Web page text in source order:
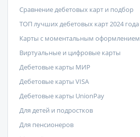
Сравнение дебетовых карт и подбор
ТОП лучших дебетовых карт 2024 года
Карты с моментальным оформлением
Виртуальные и цифровые карты
Дебетовые карты МИР
Дебетовые карты VISA
Дебетовые карты UnionPay
Для детей и подростков
Для пенсионеров